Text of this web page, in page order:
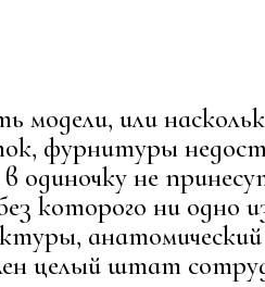
модели, или
фурнитуры
в одиночку не
которого ни одно
целый штат